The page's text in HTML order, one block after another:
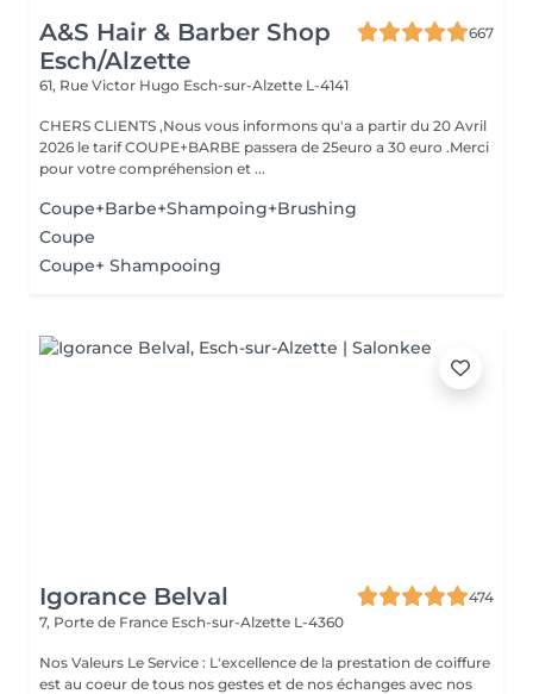
A&S Hair & Barber Shop
Esch/Alzette
667
61, Rue Victor Hugo Esch-sur-Alzette L-4141
CHERS CLIENTS ,Nous vous informons qu'a a partir du 20 Avril
2026 le tarif COUPE+BARBE passera de 25euro a 30 euro .Merci
pour votre compréhension et ...
Coupe+Barbe+Shampoing+Brushing
Coupe
Coupe+ Shampooing
Igorance Belval
474
7, Porte de France Esch-sur-Alzette L-4360
Nos Valeurs Le Service : L'excellence de la prestation de coiffure
est au coeur de tous nos gestes et de nos échanges avec nos